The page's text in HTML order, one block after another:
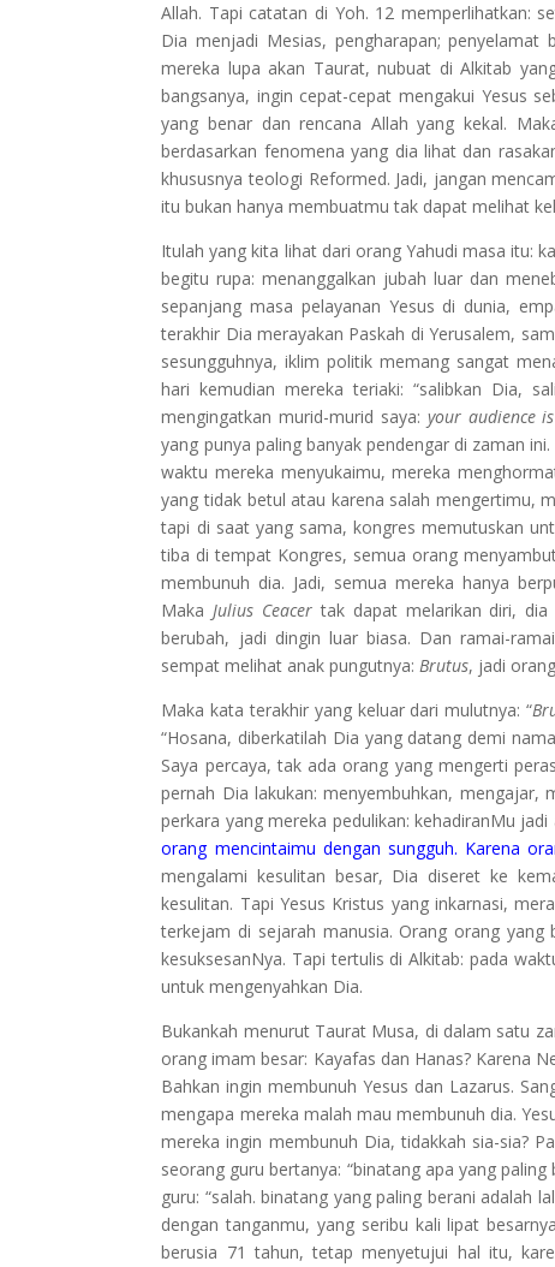
Allah. Tapi catatan di Yoh. 12 memperlihatkan:
Dia menjadi Mesias, pengharapan;
mereka lupa akan Taurat, nubuat di Alkitab
bangsanya, ingin cepat-cepat mengakui Yesus
yang benar dan rencana Allah yang kekal.
berdasarkan fenomena yang dia lihat dan
khususnya teologi Reformed. Jadi, jangan
itu bukan hanya membuatmu tak dapat melihat
Itulah yang kita lihat dari orang Yahudi masa itu:
begitu rupa: menanggalkan jubah luar dan
sepanjang masa pelayanan Yesus di dunia,
terakhir Dia merayakan Paskah di Yerusalem,
sesungguhnya, iklim politik memang sangat
hari kemudian mereka teriaki: “salibkan Dia,
mengingatkan murid-murid saya: your audience
yang punya paling banyak pendengar di zaman
waktu mereka menyukaimu, mereka
yang tidak betul atau karena salah mengertimu,
tapi di saat yang sama, kongres memutuskan
tiba di tempat Kongres, semua orang
membunuh dia. Jadi, semua mereka hanya
MakaJulius Ceacertak dapat melarikan diri,
berubah, jadi dingin luar biasa. Dan ramai-
sempat melihat anak pungutnya:Brutus, jadi
Maka kata terakhir yang keluar dari mulutnya: “
“Hosana, diberkatilah Dia yang datang demi
Saya percaya, tak ada orang yang mengerti
pernah Dia lakukan: menyembuhkan, mengajar,
perkara yang mereka pedulikan: kehadiranMu
orang mencintaimu dengan sungguh. Karena
mengalami kesulitan besar, Dia diseret ke
kesulitan. Tapi Yesus Kristus yang inkarnasi,
terkejam di sejarah manusia. Orang orang yang
kesuksesanNya. Tapi tertulis di Alkitab: pada
untuk mengenyahkan Dia.
Bukankah menurut Taurat Musa, di dalam satu
orang imam besar: Kayafas dan Hanas? Karena
Bahkan ingin membunuh Yesus dan Lazarus.
mengapa mereka malah mau membunuh dia.
mereka ingin membunuh Dia, tidakkah sia-sia?
seorang guru bertanya: “binatang apa yang paling
guru: “salah. binatang yang paling berani adalah
dengan tanganmu, yang seribu kali lipat
berusia 71 tahun, tetap menyetujui hal itu,